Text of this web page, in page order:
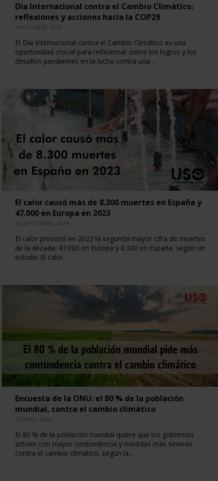
Día Internacional contra el Cambio Climático:
reflexiones y acciones hacia la COP29
24 OCTUBRE, 2024
El Día Internacional contra el Cambio Climático es una
oportunidad crucial para reflexionar sobre los logros y los
desafíos pendientes en la lucha contra una…
El calor causó más de 8.300 muertes en España y
47.000 en Europa en 2023
30 SEPTIEMBRE, 2024
El calor provocó en 2023 la segunda mayor cifra de muertes
de la década: 47.000 en Europa y 8.300 en España, según un
estudio El calor…
Encuesta de la ONU: el 80 % de la población
mundial, contra el cambio climático
25 JUNIO, 2024
El 80 % de la población mundial quiere que los gobiernos
actúen con mayor contundencia y medidas más severas
contra el cambio climático, según la…